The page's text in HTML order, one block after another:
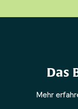
Das
Mehr